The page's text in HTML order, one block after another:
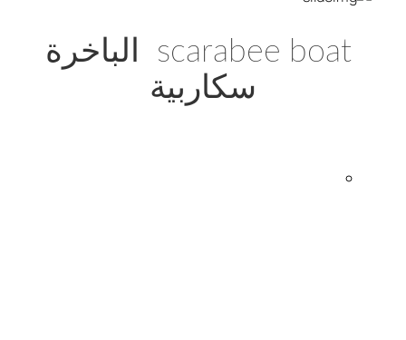
scarabee boat الباخرة
سكاربية